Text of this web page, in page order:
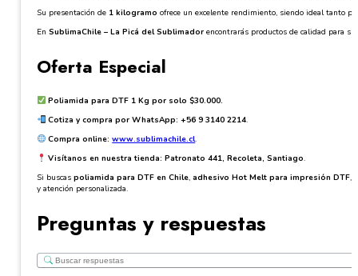
Su presentación de 1 kilogramo ofrece un excelente rendimiento, siendo ideal tanto
En SublimaChile – La Picá del Sublimadorencontrarás productos de calidad para
Oferta Especial
Poliamida para DTF 1 Kg por solo $30.000.
Cotiza y compra por WhatsApp: +56 9 3140 2214.
Compra online: www.sublimachile.cl.
Visítanos en nuestra tienda: Patronato 441, Recoleta, Santiago.
Si buscas poliamida para DTF en Chile, adhesivo Hot Melt para impresión DTF,
y atención personalizada.
Preguntas y respuestas